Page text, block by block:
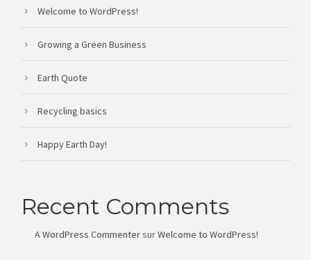
Welcome to WordPress!
Growing a Green Business
Earth Quote
Recycling basics
Happy Earth Day!
Recent Comments
A WordPress CommentersurWelcome to WordPress!